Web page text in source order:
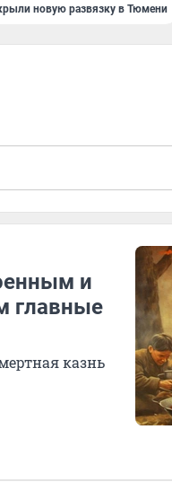
новую развязку в Тюмени
и
главные
казнь